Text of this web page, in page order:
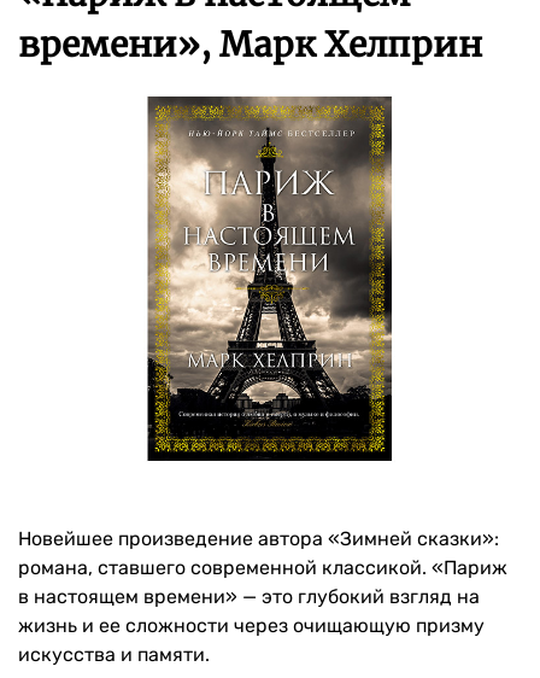
времени», Марк Хелприн
Новейшее произведение автора «Зимней сказки»:
романа, ставшего современной классикой. «Париж
в настоящем времени» — это глубокий взгляд на
жизнь и ее сложности через очищающую призму
искусства и памяти.